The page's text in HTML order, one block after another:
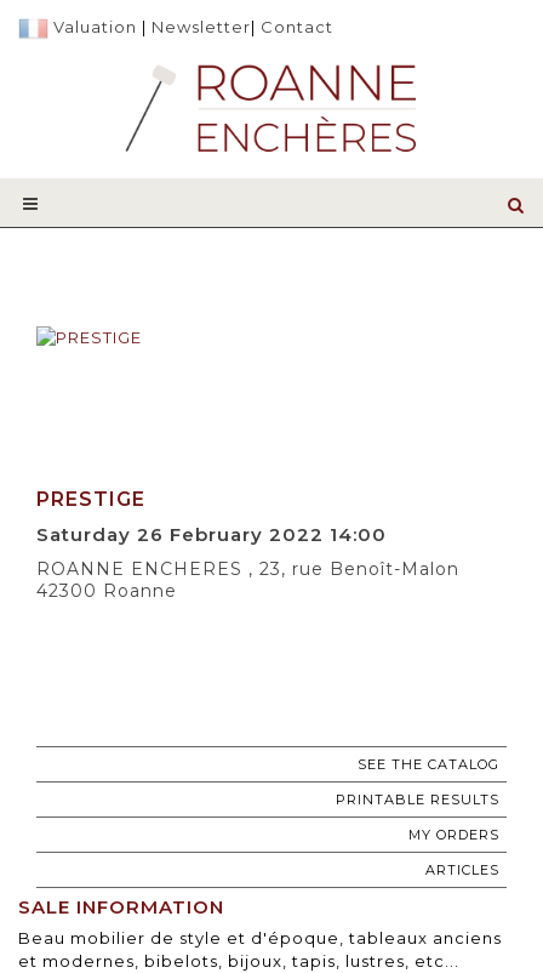
Valuation | Newsletter| Contact
PRESTIGE
Saturday 26 February 2022 14:00
ROANNE ENCHERES , 23, rue Benoît-Malon
42300 Roanne
SEE THE CATALOG
PRINTABLE RESULTS
MY ORDERS
ARTICLES
SALE INFORMATION
Beau mobilier de style et d'époque, tableaux anciens
et modernes, bibelots, bijoux, tapis, lustres, etc...